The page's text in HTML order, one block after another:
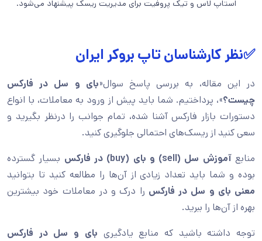
استاپ لاس و تیک پروفیت برای مدیریت ریسک پیشنهاد می‌شود.
✅نظر کارشناسان تاپ بروکر ایران
در این مقاله، به بررسی پاسخ سوال«بای و سل در فارکس
چیست؟»، پرداختیم. شما باید پیش از ورود به معاملات، با انواع
دستورات بازار فارکس آشنا شده، تمام جوانب را درنظر بگیرید و
سعی کنید از ریسک‌های احتمالی جلوگیری کنید.
منابعآموزش سل (sell) و بای (buy) در فارکس
بسیار گسترده
بوده و شما باید تعداد زیادی از آن‌ها را مطالعه کنید تا بتوانید
معنی بای و سل در فارکس را درک و در معاملات خود بیشترین
بهره از آن‌ها را ببرید.
توجه داشته باشید که منابع یادگیری بای و سل در فارکس